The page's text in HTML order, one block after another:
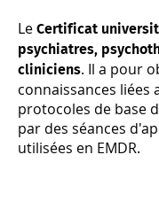
Le Certificat
psychiatres,
cliniciens. Il a pour
connaissances liées
protocoles de base
par des séances
utilisées en EMDR.